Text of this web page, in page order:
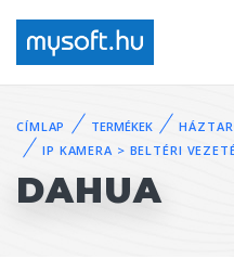
CÍMLAP TERMÉKEK
IP KAMERA > BELTÉRI
DAHUA